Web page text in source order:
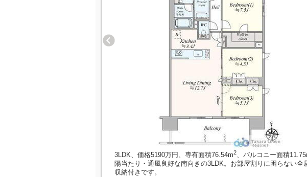
3LDK、価格5190万円、専有面積76.54m2、バルコニー面積
陽当たり・通風良好な南向きの3LDK。お部屋割りに困らない全
収納付きです。